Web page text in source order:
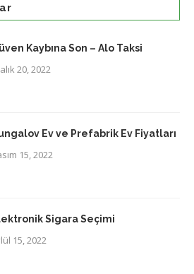
Kaybına Son – Alo Taksi
20, 2022
Ev ve Prefabrik Ev Fiyatları
15, 2022
Sigara Seçimi
15, 2022